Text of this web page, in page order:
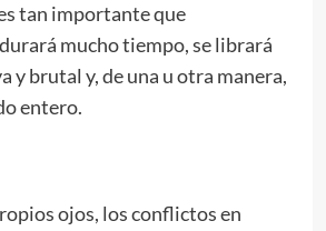
tan importante que
mucho tiempo, se librará
y brutal y, de una u otra manera,
entero.
ojos, los conflictos en